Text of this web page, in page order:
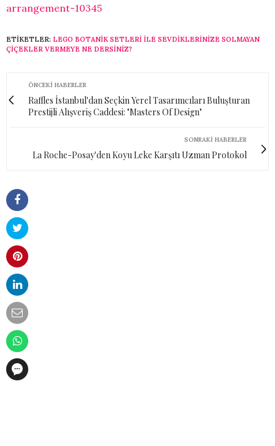
arrangement-10345
ETIKETLER: LEGO BOTANIK SETLERI ILE SEVDIKLERINIZE SOLMAYAN
ÇIÇEKLER VERMEYE NE DERSINIZ?
ÖNCEKI HABERLER
Raffles İstanbul'dan Seçkin Yerel Tasarımcıları Buluşturan
Prestijli Alışveriş Caddesi: "Masters Of Design"
SONRAKI HABERLER
La Roche-Posay'den Koyu Leke Karşıtı Uzman Protokol